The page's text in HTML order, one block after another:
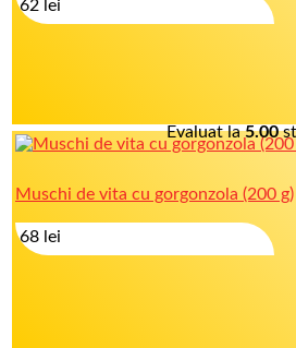
62 lei
Muschi de vita cu gorgonzola (200 g)
Evaluat la5.00
68 lei